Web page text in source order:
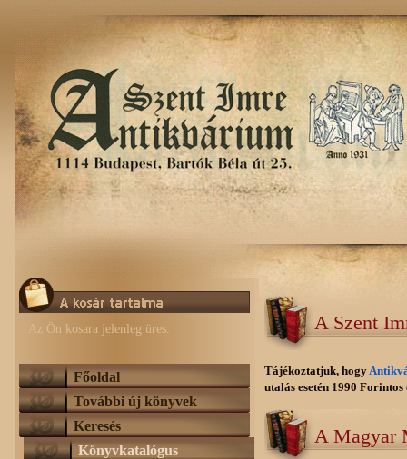
Az Ön kosara jelenleg üres.
Főoldal
További új könyvek
Keresés
Könyvkatalógus
A Szent
Tájékoztatjuk, hogy
utalás esetén 1990
A Magyar